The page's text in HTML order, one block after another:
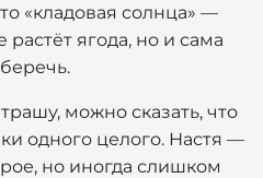
«кладовая солнца» —
растёт ягода, но и сама
можно сказать, что
одного целого. Настя —
но иногда слишком